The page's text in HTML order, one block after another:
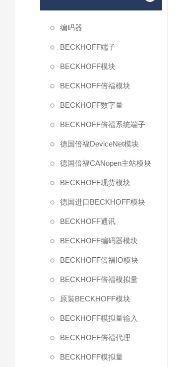
编码器
BECKHOFF端子
BECKHOFF模块
BECKHOFF倍福模块
BECKHOFF数字量
BECKHOFF倍福系统端子
德国倍福DeviceNet模块
德国倍福CANopen主站模块
BECKHOFF现货模块
德国进口BECKHOFF模块
BECKHOFF通讯
BECKHOFF编码器模块
BECKHOFF倍福IO模块
BECKHOFF倍福模拟量
原装BECKHOFF模块
BECKHOFF模拟量输入
BECKHOFF倍福代理
BECKHOFF模拟量